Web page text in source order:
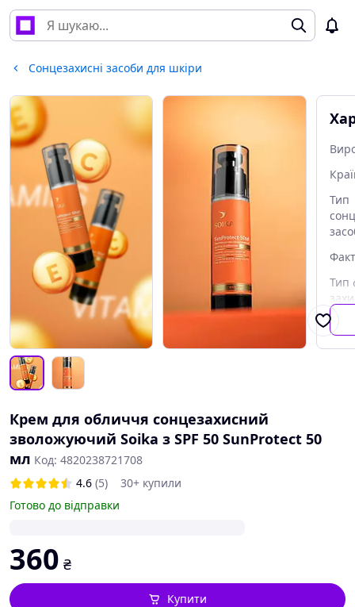
Сонцезахисні засоби для шкіри
Тип
Тип
Крем для обличчя сонцезахисний
зволожуючий Soika з SPF 50 SunProtect 50
мл Код: 4820238721708
4.6 (5)
30+ купили
Готово до відправки
360 ₴
Купити